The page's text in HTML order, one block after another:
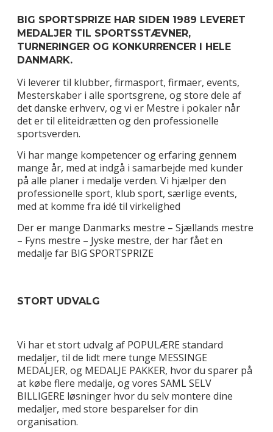
BIG SPORTSPRIZE HAR SIDEN 1989 LEVERET
MEDALJER TIL SPORTSSTÆVNER,
TURNERINGER OG KONKURRENCER I HELE
DANMARK.
Vi leverer til klubber, firmasport, firmaer, events,
Mesterskaber i alle sportsgrene, og store dele af
det danske erhverv, og vi er Mestre i pokaler når
det er til eliteidrætten og den professionelle
sportsverden.
Vi har mange kompetencer og erfaring gennem
mange år, med at indgå i samarbejde med kunder
på alle planer i medalje verden. Vi hjælper den
professionelle sport, klub sport, særlige events,
med at komme fra idé til virkelighed
Der er mange Danmarks mestre – Sjællands mestre
– Fyns mestre – Jyske mestre, der har fået en
medalje far BIG SPORTSPRIZE
STORT UDVALG
Vi har et stort udvalg af POPULÆRE standard
medaljer, til de lidt mere tunge MESSINGE
MEDALJER, og MEDALJE PAKKER, hvor du sparer på
at købe flere medalje, og vores SAML SELV
BILLIGERE løsninger hvor du selv montere dine
medaljer, med store besparelser for din
organisation.